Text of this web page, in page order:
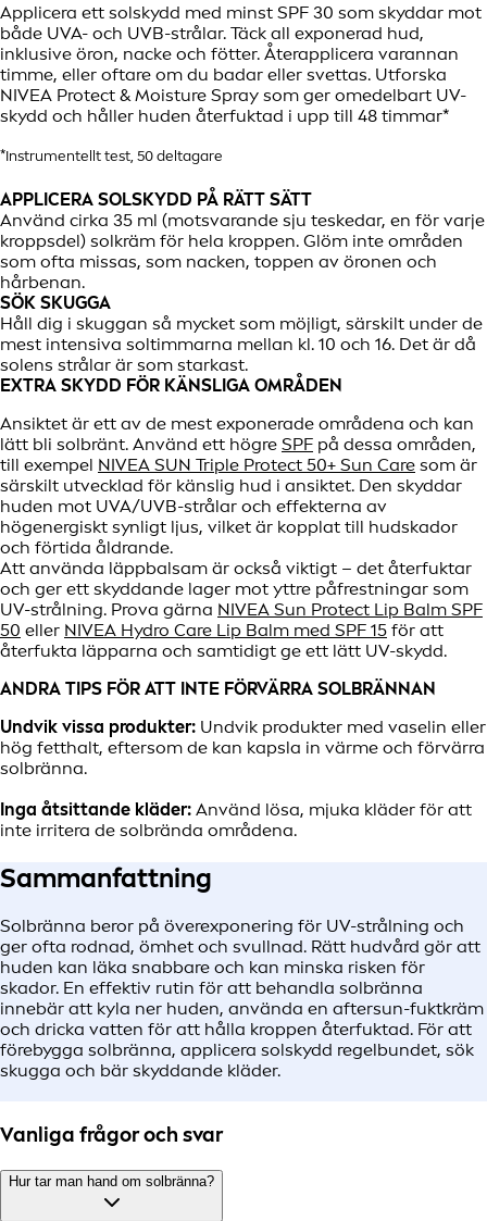
Applicera ett solskydd med minst SPF 30 som skyddar mot
både UVA- och UVB-strålar. Täck all exponerad hud,
inklusive öron, nacke och fötter. Återapplicera varannan
timme, eller oftare om du badar eller svettas. Utforska
NIVEA Protect & Moisture Spray som ger omedelbart UV-
skydd och håller huden återfuktad i upp till 48 timmar*
*Instrumentellt test, 50 deltagare
APPLICERA SOLSKYDD PÅ RÄTT SÄTT
Använd cirka 35 ml (motsvarande sju teskedar, en för varje
kroppsdel) solkräm för hela kroppen. Glöm inte områden
som ofta missas, som nacken, toppen av öronen och
hårbenan.
SÖK SKUGGA
Håll dig i skuggan så mycket som möjligt, särskilt under de
mest intensiva soltimmarna mellan kl. 10 och 16. Det är då
solens strålar är som starkast.
EXTRA SKYDD FÖR KÄNSLIGA OMRÅDEN
Ansiktet är ett av de mest exponerade områdena och kan
lätt bli solbränt. Använd ett högre SPF på dessa områden,
till exempel NIVEA SUN Triple Protect 50+ Sun Care som är
särskilt utvecklad för känslig hud i ansiktet. Den skyddar
huden mot UVA/UVB-strålar och effekterna av
högenergiskt synligt ljus, vilket är kopplat till hudskador
och förtida åldrande.
Att använda läppbalsam är också viktigt – det återfuktar
och ger ett skyddande lager mot yttre påfrestningar som
UV-strålning. Prova gärna NIVEA Sun Protect Lip Balm SPF
50 eller NIVEA Hydro Care Lip Balm med SPF 15 för att
återfukta läpparna och samtidigt ge ett lätt UV-skydd.
ANDRA TIPS FÖR ATT INTE FÖRVÄRRA SOLBRÄNNAN
Undvik vissa produkter: Undvik produkter med vaselin eller
hög fetthalt, eftersom de kan kapsla in värme och förvärra
solbränna.
Inga åtsittande kläder: Använd lösa, mjuka kläder för att
inte irritera de solbrända områdena.
Sammanfattning
Solbränna beror på överexponering för UV-strålning och
ger ofta rodnad, ömhet och svullnad. Rätt hudvård gör att
huden kan läka snabbare och kan minska risken för
skador. En effektiv rutin för att behandla solbränna
innebär att kyla ner huden, använda en aftersun-fuktkräm
och dricka vatten för att hålla kroppen återfuktad. För att
förebygga solbränna, applicera solskydd regelbundet, sök
skugga och bär skyddande kläder.
Vanliga frågor och svar
Hur tar man hand om solbränna?